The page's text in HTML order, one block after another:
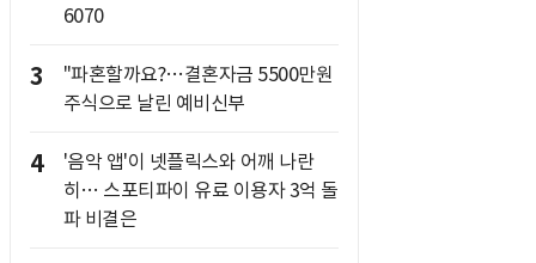
6070
3
"파혼할까요?…결혼자금 5500만원
주식으로 날린 예비신부
4
'음악 앱'이 넷플릭스와 어깨 나란
히… 스포티파이 유료 이용자 3억 돌
파 비결은